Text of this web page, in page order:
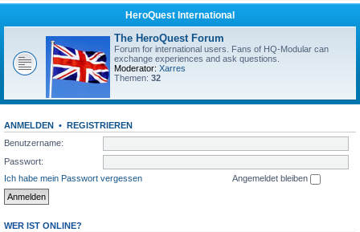
HeroQuest International
The HeroQuest Forum
Forum for international users. Fans of HQ-Modular can
exchange experiences and ask questions.
Moderator: Xarres
Themen: 32
ANMELDEN • REGISTRIEREN
Benutzername:
Passwort:
Ich habe mein Passwort vergessen
Angemeldet bleiben
WER IST ONLINE?